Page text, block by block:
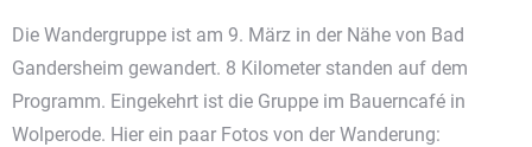
Die Wandergruppe ist am 9. März in der Nähe von Bad
Gandersheim gewandert. 8 Kilometer standen auf dem
Programm. Eingekehrt ist die Gruppe im Bauerncafé in
Wolperode. Hier ein paar Fotos von der Wanderung: